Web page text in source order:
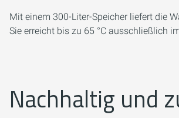
Mit einem 300-Liter-Speicher liefert die
Sie erreicht bis zu 65 °C ausschließlich
Nachhaltig und